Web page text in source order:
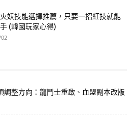
妖技能選擇推薦，只要一招紅技就能
(韓國玩家心得)
調整方向：龍鬥士重啟、血盟副本改版